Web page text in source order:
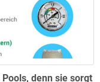
denn sie sorgt